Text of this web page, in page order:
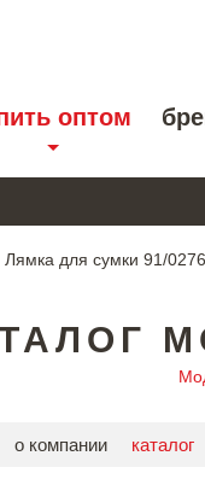
оптом
Лямка для сумки 91/
о компании каталог